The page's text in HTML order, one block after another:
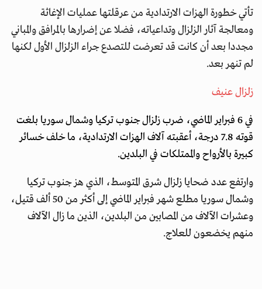
تأتي خطورة الهزات الارتدادية من عرقلتها عمليات الإغاثة
ومعالجة آثار الزلزال وتداعياته، فضلا عن إضرارها بالمرافق والمباني
مجددا بعد أن كانت قد تعرضت للتصدع جراء الزلزال الأول لكنها
لم تنهر بعد.
زلزال عنيف
في 6 فبراير الماضي، ضرب زلزال جنوب تركيا وشمال سوريا بلغت
قوته 7.8 درجة، أعقبته آلاف الهزات الارتدادية، ما خلف خسائر
كبيرة بالأرواح والممتلكات في البلدين.
وارتفع عدد ضحايا زلزال شرق المتوسط، الذي هز جنوب تركيا
وشمال سوريا مطلع شهر فبراير الماضي إلى أكثر من 50 ألف قتيل،
وعشرات الآلاف من المصابين من البلدين، الذين ما زال الآلاف
منهم يخضعون للعلاج.